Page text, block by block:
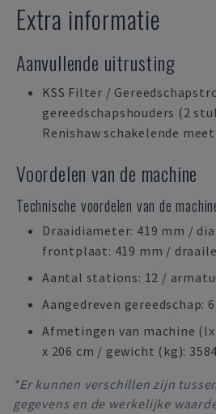
Extra informatie
Aanvullende uitrusting
KSS Filter /
gereedschapshouders (2
Renishaw schakelende
Voordelen van de machine
Technische voordelen van de
Draaidiameter: 419 mm /
frontplaat: 419 mm /
Aantal stations: 12 /
Aangedreven gereedschap: 6
Afmetingen van machine
x 206 cm / gewicht (kg):
*Er kunnen verschillen zijn
gegevens en de werkelijke